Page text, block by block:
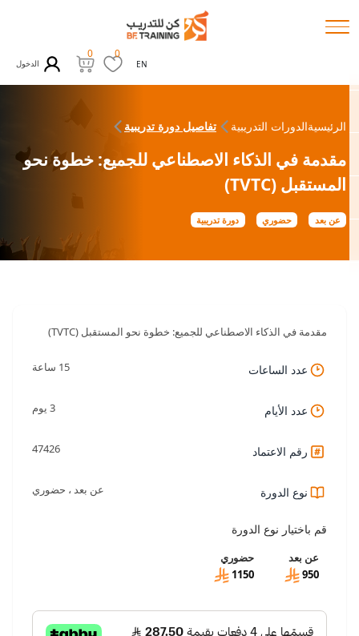
EN
0
0
الدخول
الرئيسيةالدورات التدريبية تفاصيل دورة تدريبية
مقدمة في الذكاء الاصطناعي للجميع: خطوة نحو
المستقبل (TVTC)
عن بعد حضوري دورة تدريبية
مقدمة في الذكاء الاصطناعي للجميع: خطوة نحو المستقبل (TVTC)
عدد الساعات 15 ساعة
عدد الأيام 3 يوم
رقم الاعتماد 47426
نوع الدورة عن بعد ، حضوري
قم باختيار نوع الدورة
عن بعد
950
حضوري
1150